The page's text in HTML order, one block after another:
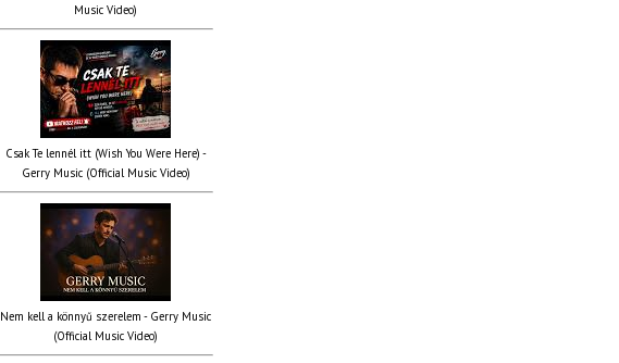
Music Video)
Csak Te lennél itt (Wish You Were Here) -
Gerry Music (Official Music Video)
Nem kell a könnyű szerelem - Gerry Music
(Official Music Video)